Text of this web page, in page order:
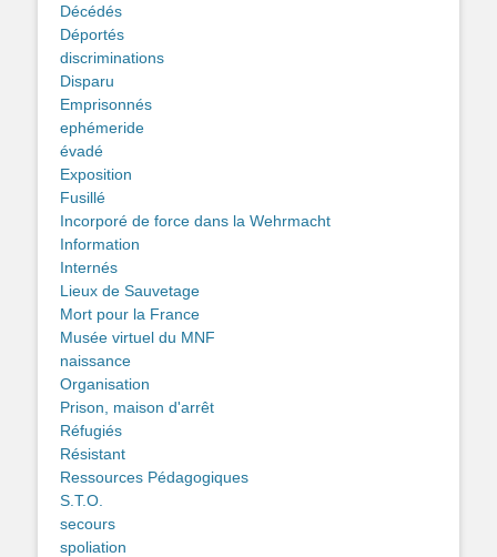
Décédés
Déportés
discriminations
Disparu
Emprisonnés
ephémeride
évadé
Exposition
Fusillé
Incorporé de force dans la Wehrmacht
Information
Internés
Lieux de Sauvetage
Mort pour la France
Musée virtuel du MNF
naissance
Organisation
Prison, maison d'arrêt
Réfugiés
Résistant
Ressources Pédagogiques
S.T.O.
secours
spoliation